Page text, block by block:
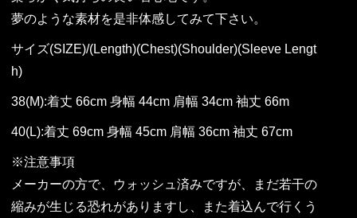
夢のような素材を是非体感してみて下さい。
サイズ(SIZE)/(Length)(Chest)(Shoulder)(Sleeve Lengt
h)
38(M):着丈 66cm 身幅 44cm 肩幅 34cm 袖丈 66m
40(L):着丈 69cm 身幅 45cm 肩幅 36cm 袖丈 67cm
※注意事項
メーカーの方で、ウォッシュ済みですが、まだ若干の
縮みが生じる恐れがありますし、また着込んで行くう